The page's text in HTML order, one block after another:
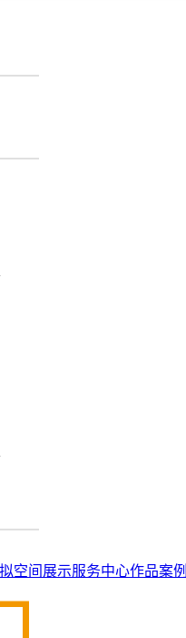
空间展示服务中心作品案例